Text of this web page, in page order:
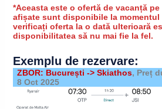
*Aceasta este o ofertă de vacanță
afișate sunt disponibile la momentul
verificați oferta la o dată ulterioară
disponibilitatea să nu mai fie la fel.
Exemplu de rezervare:
ZBOR: București -> Skiathos, Preț
8 Oct 2025